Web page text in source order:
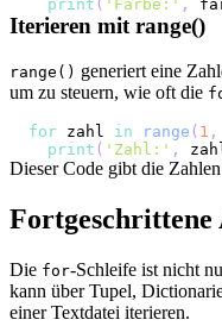
print ( 'Farbe:' ,
Iterieren mit range()
range() generiert eine
um zu steuern, wie oft die
for zahl in range ( 1 ,
print ( 'Zahl:' ,
Dieser Code gibt die
Fortgeschrittene
Die for-Schleife ist nicht
kann über Tupel,
einer Textdatei iterieren.